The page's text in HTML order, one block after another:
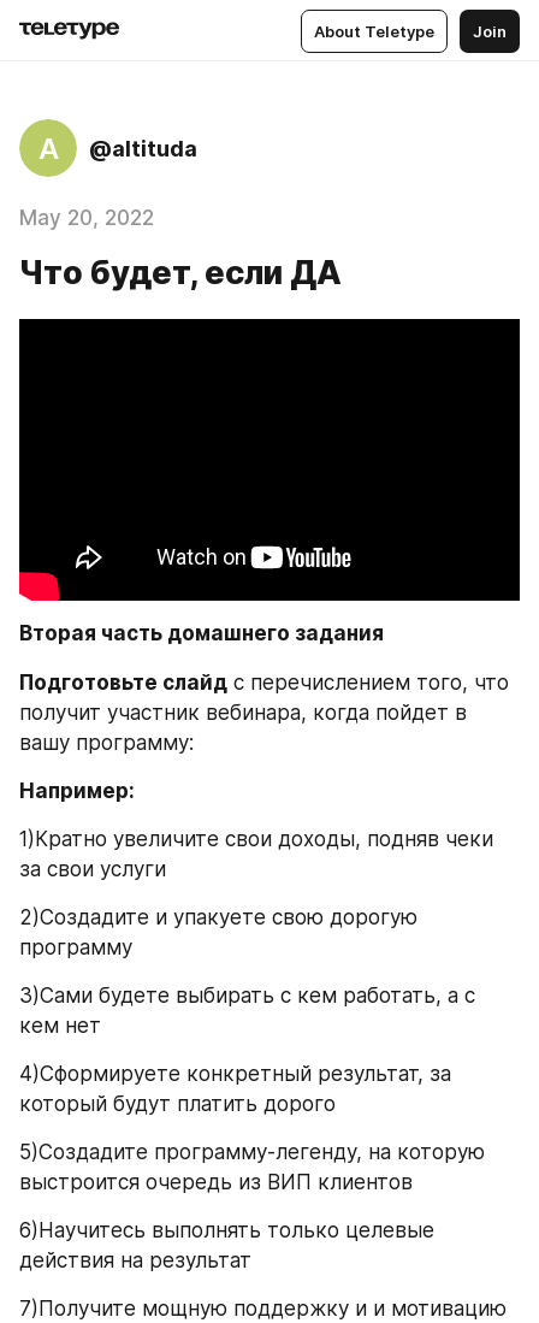
About Teletype Join
A @altituda
May 20, 2022
Что будет, если ДА
Вторая часть домашнего задания
Подготовьте слайд с перечислением того, что
получит участник вебинара, когда пойдет в
вашу программу:
Например:
1)Кратно увеличите свои доходы, подняв чеки
за свои услуги
2)Создадите и упакуете свою дорогую
программу
3)Сами будете выбирать с кем работать, а с
кем нет
4)Сформируете конкретный результат, за
который будут платить дорого
5)Создадите программу-легенду, на которую
выстроится очередь из ВИП клиентов
6)Научитесь выполнять только целевые
действия на результат
7)Получите мощную поддержку и и мотивацию